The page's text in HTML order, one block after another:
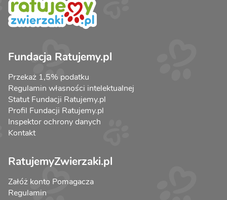
Fundacja Ratujemy.pl
Przekaż 1,5% podatku
Regulamin własności intelektualnej
Statut Fundacji Ratujemy.pl
Profil Fundacji Ratujemy.pl
Inspektor ochrony danych
Kontakt
RatujemyZwierzaki.pl
Załóż konto Pomagacza
Regulamin